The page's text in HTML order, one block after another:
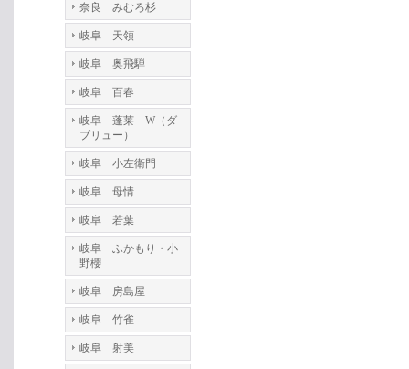
奈良 みむろ杉
岐阜 天領
岐阜 奥飛騨
岐阜 百春
岐阜 蓬莱 W（ダ
ブリュー）
岐阜 小左衛門
岐阜 母情
岐阜 若葉
岐阜 ふかもり・小
野櫻
岐阜 房島屋
岐阜 竹雀
岐阜 射美